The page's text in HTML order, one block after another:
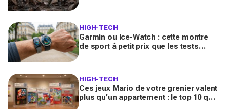
HIGH-TECH
Garmin ou Ice-Watch : cette montre
de sport à petit prix que les tests
HIGH-TECH
Ces jeux Mario de votre grenier valent
plus qu’un appartement : le top 10 que